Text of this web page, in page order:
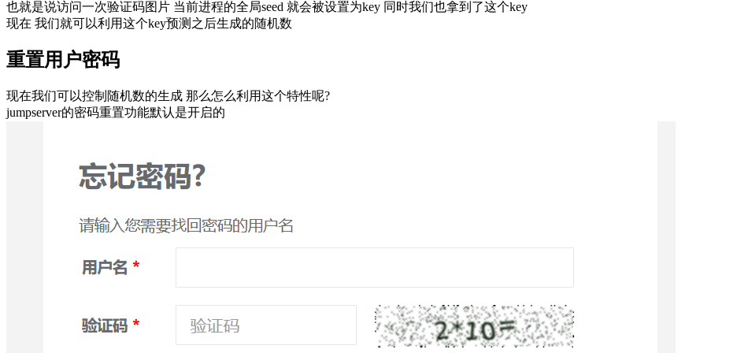
也就是说访问一次验证码图片 当前进程的全局seed 就会被设置为key 同时我们也拿到了这个key
现在 我们就可以利用这个key预测之后生成的随机数
重置用户密码
现在我们可以控制随机数的生成 那么怎么利用这个特性呢?
jumpserver的密码重置功能默认是开启的